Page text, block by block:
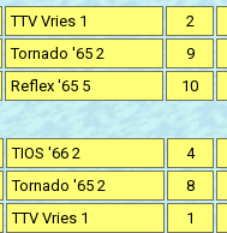
TTV Vries 1
2
Tornado '65 2
9
Reflex '65 5 10
TIOS '66 2
4
Tornado '65 2
8
TTV Vries 1 1